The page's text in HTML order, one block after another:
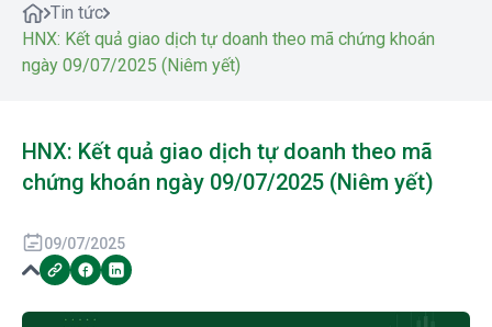
Tin tức
HNX: Kết quả giao dịch tự doanh theo mã chứng khoán
ngày 09/07/2025 (Niêm yết)
HNX: Kết quả giao dịch tự doanh theo mã
chứng khoán ngày 09/07/2025 (Niêm yết)
09/07/2025